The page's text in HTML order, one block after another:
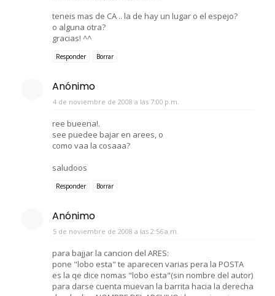
teneis mas de CA .. la de hay un lugar o el espejo?
o alguna otra?
gracias! ^^
Responder Borrar
Anónimo
4 de noviembre de 2008 a las 7:00 p.m.
ree bueena!.
see puedee bajar en arees, o
como vaa la cosaaa?
saludoos
Responder Borrar
Anónimo
5 de noviembre de 2008 a las 2:56 a.m.
para bajjar la cancion del ARES:
pone "lobo esta" te aparecen varias pera la POSTA
es la qe dice nomas "lobo esta"(sin nombre del autor)
para darse cuenta muevan la barrita hacia la derecha